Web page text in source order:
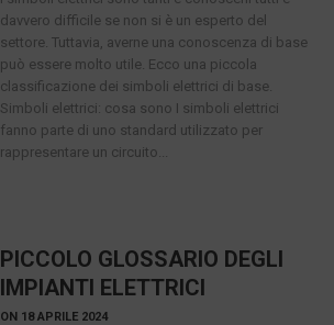
davvero difficile se non si è un esperto del
settore. Tuttavia, averne una conoscenza di base
può essere molto utile. Ecco una piccola
classificazione dei simboli elettrici di base.
Simboli elettrici: cosa sono I simboli elettrici
fanno parte di uno standard utilizzato per
rappresentare un circuito...
PICCOLO GLOSSARIO DEGLI
IMPIANTI ELETTRICI
ON 18 APRILE 2024